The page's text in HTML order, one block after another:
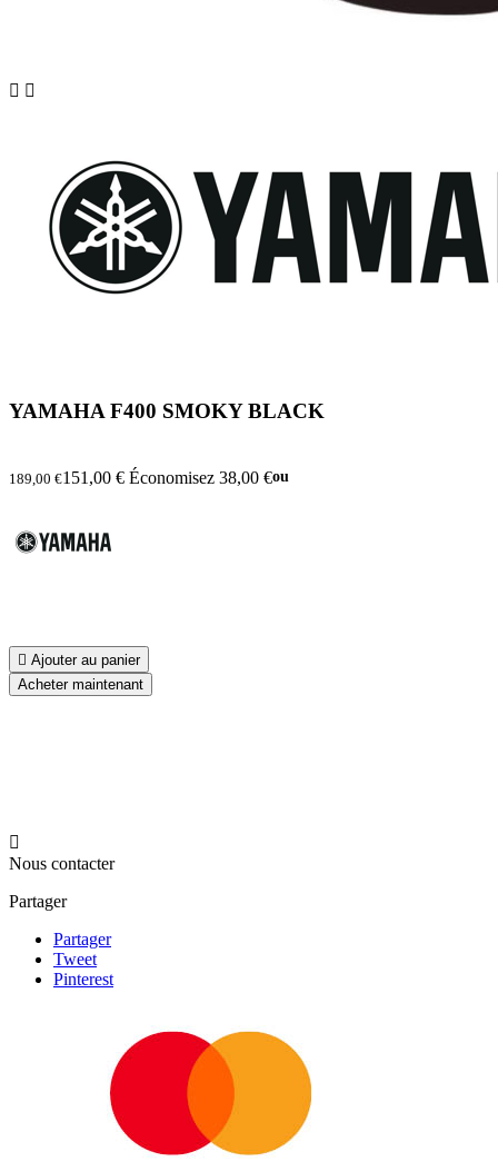
 
YAMAHA F400 SMOKY BLACK
189,00 €151,00 € Économisez 38,00 €ou
 Ajouter au panier
Acheter maintenant

Nous contacter
Partager
Partager
Tweet
Pinterest